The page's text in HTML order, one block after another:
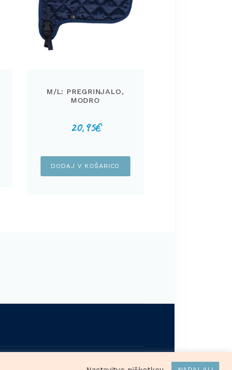
M/L: PREGRINJALO,
MODRO
20,95€
DODAJ V KOŠARICO